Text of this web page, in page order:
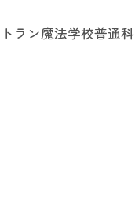
ラン魔法学校普通科